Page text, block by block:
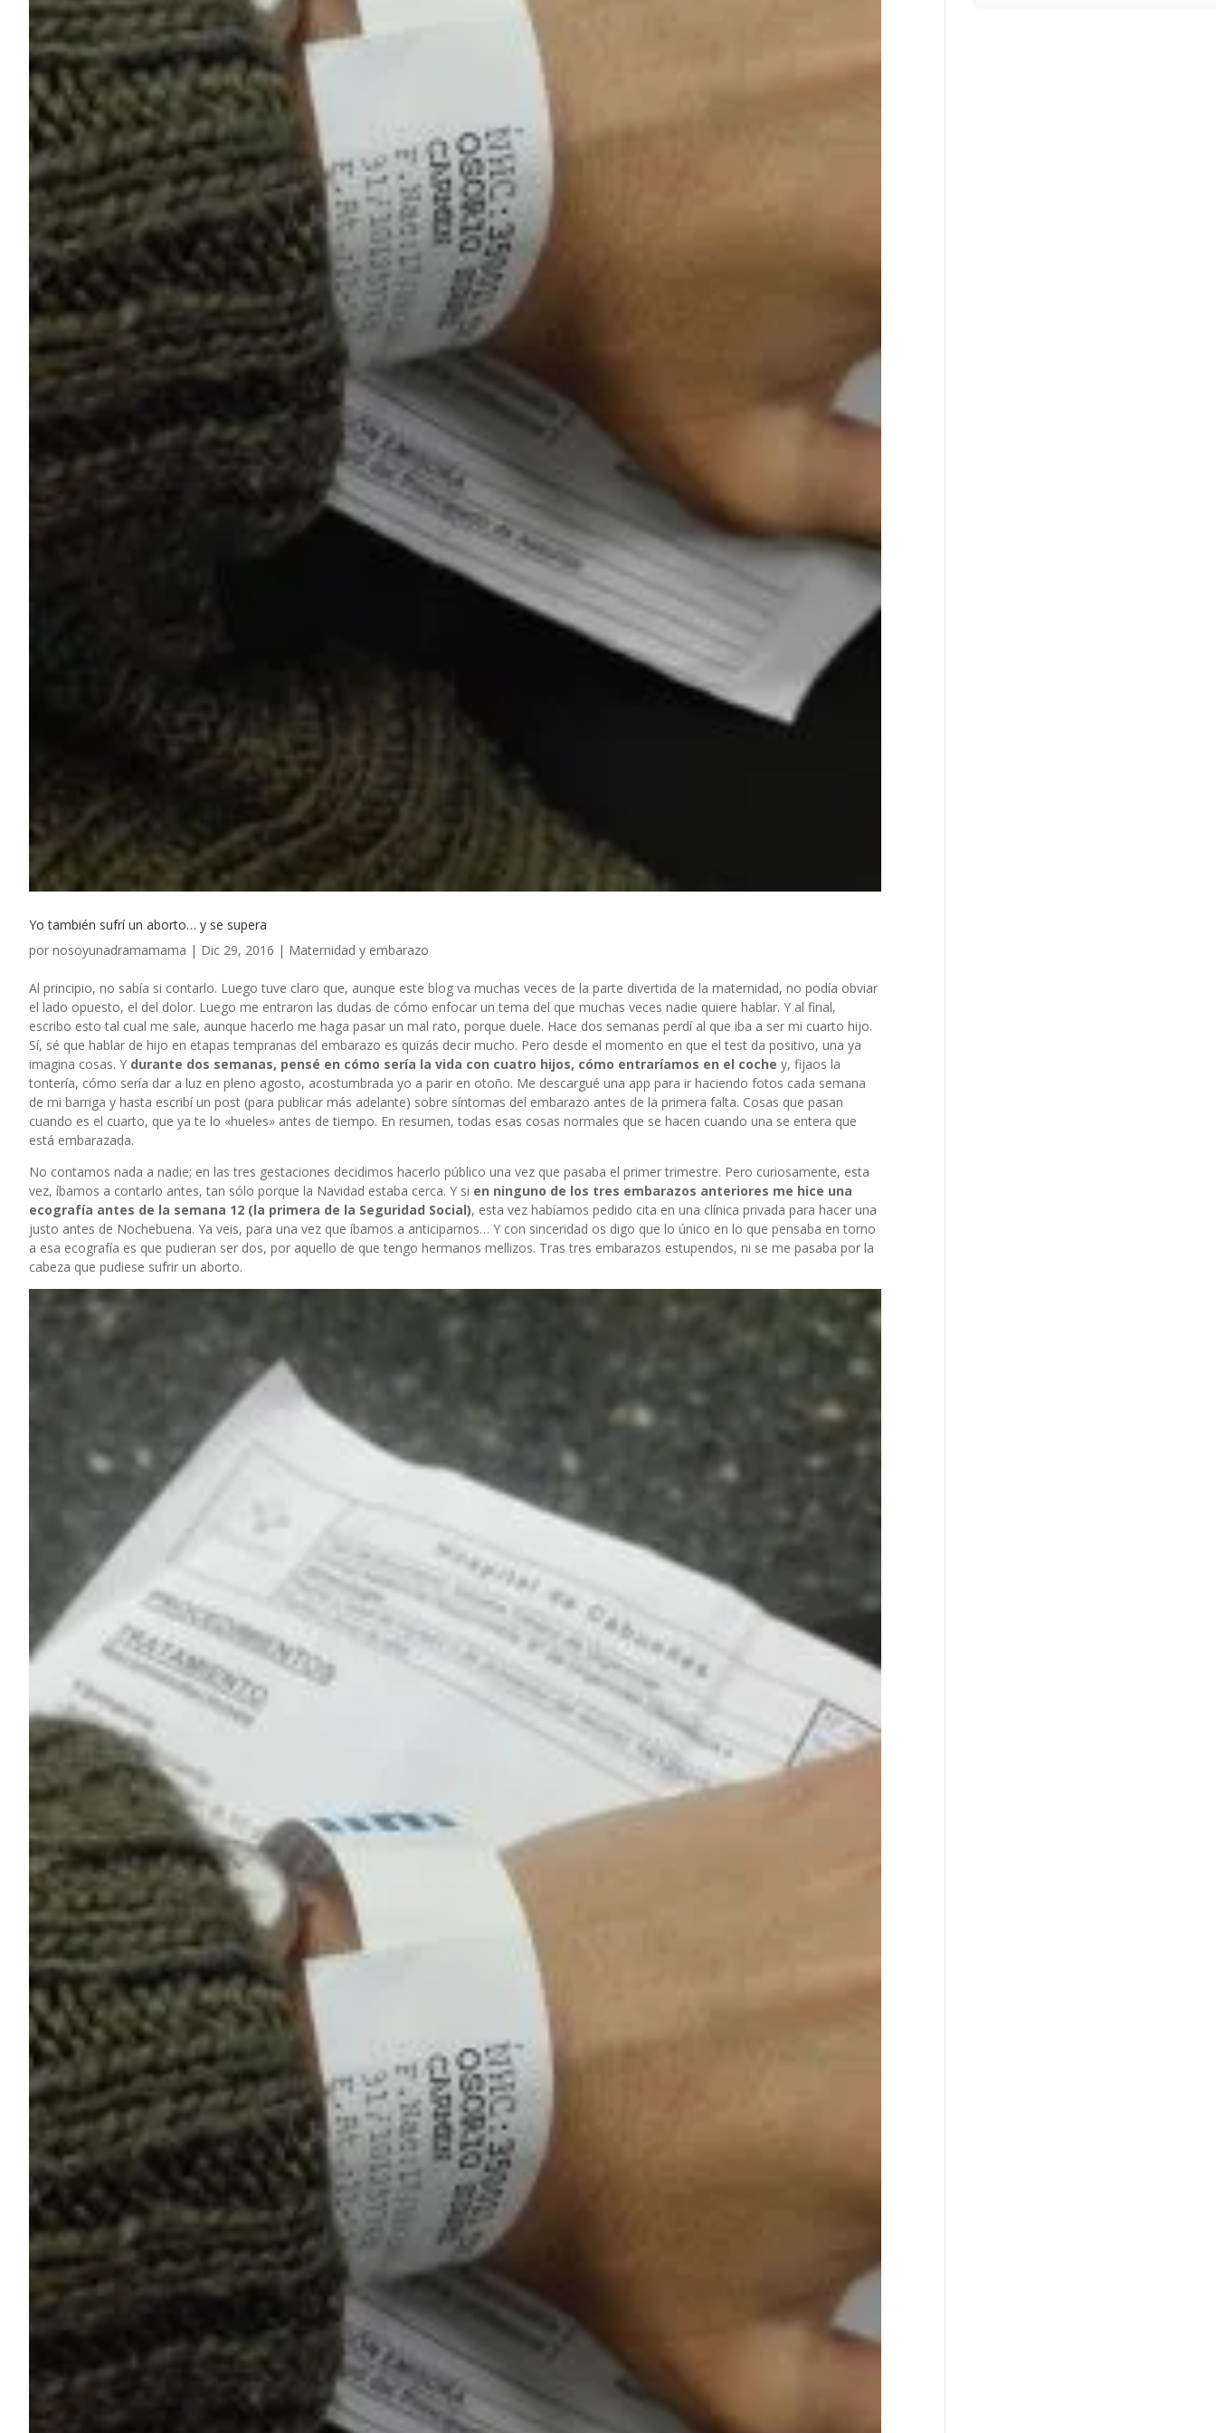
Yo también sufrí un aborto… y se supera
por nosoyunadramamama | Dic 29, 2016 | Maternidad y embarazo
Al principio, no sabía si contarlo. Luego tuve claro que, aunque este blog va muchas veces de la parte divertida de la maternidad, no podía obviar
el lado opuesto, el del dolor. Luego me entraron las dudas de cómo enfocar un tema del que muchas veces nadie quiere hablar. Y al final,
escribo esto tal cual me sale, aunque hacerlo me haga pasar un mal rato, porque duele. Hace dos semanas perdí al que iba a ser mi cuarto hijo.
Sí, sé que hablar de hijo en etapas tempranas del embarazo es quizás decir mucho. Pero desde el momento en que el test da positivo, una ya
imagina cosas. Y durante dos semanas, pensé en cómo sería la vida con cuatro hijos, cómo entraríamos en el coche y, fijaos la
tontería, cómo sería dar a luz en pleno agosto, acostumbrada yo a parir en otoño. Me descargué una app para ir haciendo fotos cada semana
de mi barriga y hasta escribí un post (para publicar más adelante) sobre síntomas del embarazo antes de la primera falta. Cosas que pasan
cuando es el cuarto, que ya te lo «hueles» antes de tiempo. En resumen, todas esas cosas normales que se hacen cuando una se entera que
está embarazada.
No contamos nada a nadie; en las tres gestaciones decidimos hacerlo público una vez que pasaba el primer trimestre. Pero curiosamente, esta
vez, íbamos a contarlo antes, tan sólo porque la Navidad estaba cerca. Y si en ninguno de los tres embarazos anteriores me hice una
ecografía antes de la semana 12 (la primera de la Seguridad Social), esta vez habíamos pedido cita en una clínica privada para hacer una
justo antes de Nochebuena. Ya veis, para una vez que íbamos a anticiparnos… Y con sinceridad os digo que lo único en lo que pensaba en torno
a esa ecografía es que pudieran ser dos, por aquello de que tengo hermanos mellizos. Tras tres embarazos estupendos, ni se me pasaba por la
cabeza que pudiese sufrir un aborto.